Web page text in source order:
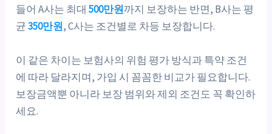
들어 A사는 최대500만원까지 보장하는 반면, B사는 평
균350만원, C사는 조건별로 차등 보장합니다.
이 같은 차이는 보험사의 위험 평가 방식과 특약 조건
에 따라 달라지며, 가입 시 꼼꼼한 비교가 필요합니다.
보장금액뿐 아니라 보장 범위와 제외 조건도 꼭 확인하
세요.